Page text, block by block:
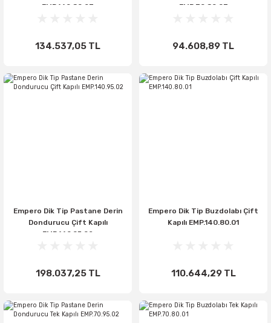
EMP.140.80.03
134.537,05 TL
EMP.70.80.03
94.608,89 TL
Empero Dik Tip Pastane Derin
Dondurucu Çift Kapılı
EMP.140.95.02
198.037,25 TL
Empero Dik Tip Buzdolabı Çift
Kapılı EMP.140.80.01
110.644,29 TL